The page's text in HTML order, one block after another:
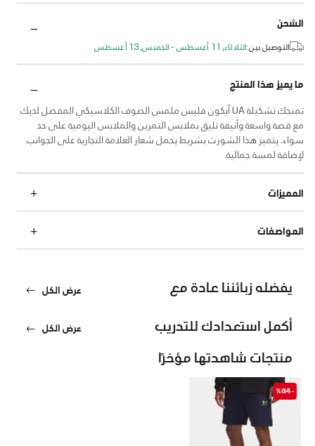
الشحن
التوصيل بين:الثلاثاء, 11 أغسطس - الخميس, 13 أغسطس
ما يميز هذا المنتج
تمنحك تشكيلة UA آيكون فليس ملمس الصوف الكلاسيكي المفضل لديك
مع قصة واسعة وأنيقة تليق بملابس التمرين والملابس اليومية على حد
سواء. يتميز هذا الشورت بشريط يحمل شعار العلامة التجارية على الجوانب
لإضافة لمسة جمالية.
المميزات
المواصفات
يفضله زبائننا عادة مع عرض الكل
أكمل استعدادك للتدريب عرض الكل
منتجات شاهدتها مؤخرًا
-%64